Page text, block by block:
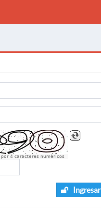
4 caracteres numèricos
Ingresar